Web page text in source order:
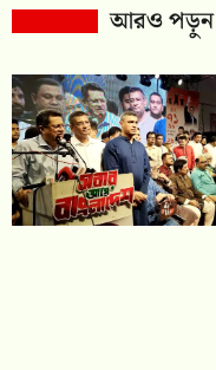
আরও পড়ুন